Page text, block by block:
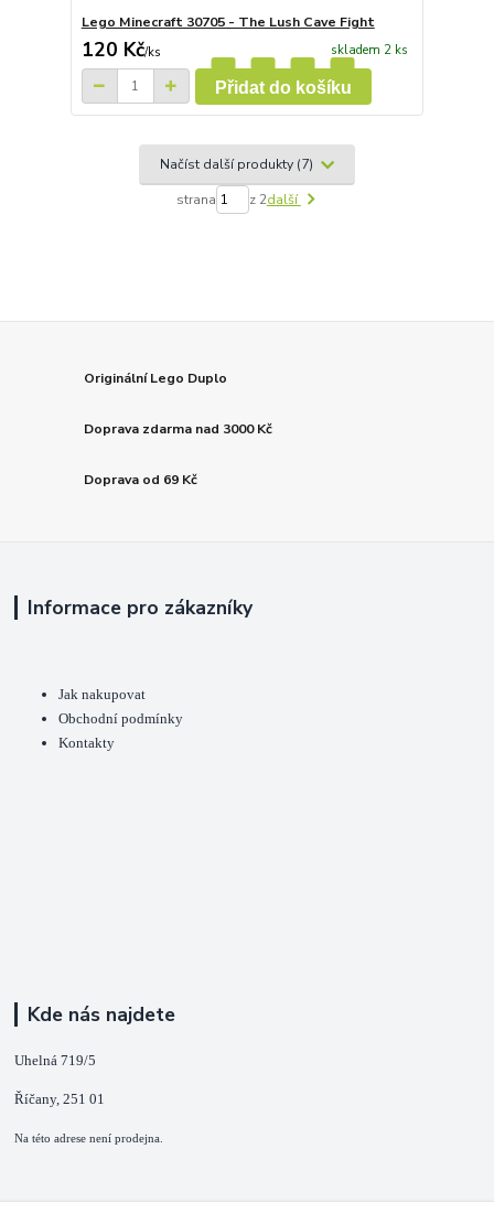
Lego Minecraft 30705 - The Lush Cave Fight
120 Kč/ks skladem 2 ks
Přidat do košíku
Načíst další produkty (7)
strana z 2další
Originální Lego Duplo
Doprava zdarma nad 3000 Kč
Doprava od 69 Kč
Informace pro zákazníky
Jak nakupovat
Obchodní podmínky
Kontakty
Kde nás najdete
Uhelná 719/5
Říčany, 251 01
Na této adrese není prodejna.